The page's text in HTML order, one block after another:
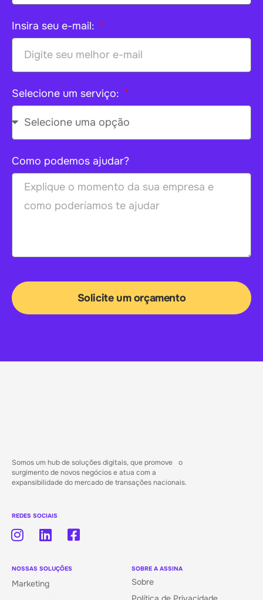
Insira seu e-mail:
Selecione um serviço:
Como podemos ajudar?
Solicite um orçamento
Somos um hub de soluções digitais, que promove o
surgimento de novos negócios e atua com a
expansibilidade do mercado de transações nacionais.
REDES SOCIAIS
NOSSAS SOLUÇÕES
Marketing
SOBRE A ASSINA
Sobre